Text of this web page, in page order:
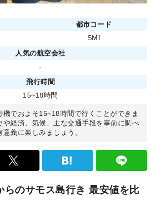
都市コード
SMI
人気の航空会社
-
飛行時間
15~18時間
機でおよそ15~18時間で行くことができま
や経済、気候、主な交通手段を事前に調べ
義に楽しみましょう。
らのサモス島行き 最安値を比